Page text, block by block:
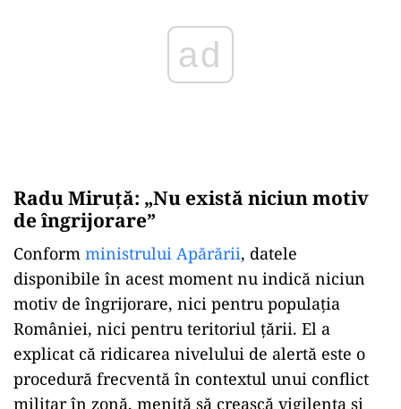
Radu Miruță: „Nu există niciun motiv
de îngrijorare”
Conform ministrului Apărării, datele
disponibile în acest moment nu indică niciun
motiv de îngrijorare, nici pentru populația
României, nici pentru teritoriul țării. El a
explicat că ridicarea nivelului de alertă este o
procedură frecventă în contextul unui conflict
militar în zonă, menită să crească vigilența și